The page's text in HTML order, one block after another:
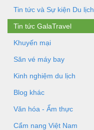
Tin tức và Sự kiện Du lịch
Tin tức GalaTravel
Khuyến mại
Săn vé máy bay
Kinh nghiệm du lịch
Blog khác
Văn hóa - Ẩm thực
Cẩm nang Việt Nam